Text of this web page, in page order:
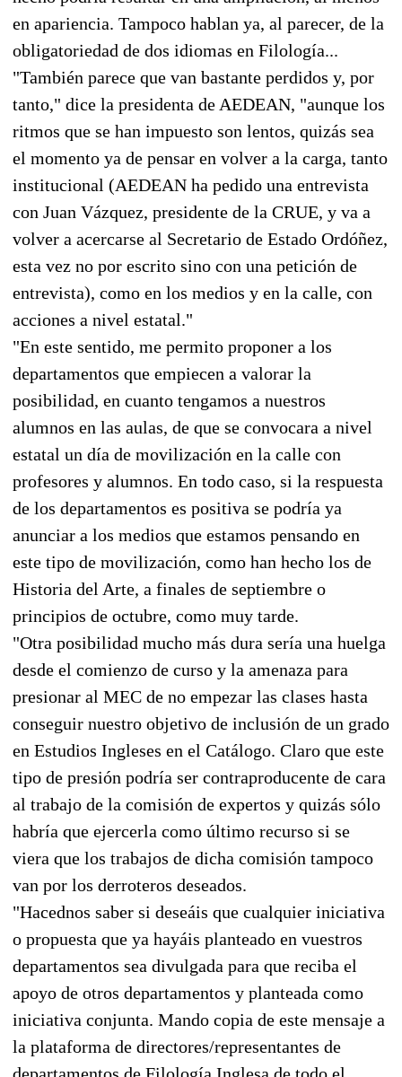
en apariencia. Tampoco hablan ya, al parecer, de la
obligatoriedad de dos idiomas en Filología...
"También parece que van bastante perdidos y, por
tanto," dice la presidenta de AEDEAN, "aunque los
ritmos que se han impuesto son lentos, quizás sea
el momento ya de pensar en volver a la carga, tanto
institucional (AEDEAN ha pedido una entrevista
con Juan Vázquez, presidente de la CRUE, y va a
volver a acercarse al Secretario de Estado Ordóñez,
esta vez no por escrito sino con una petición de
entrevista), como en los medios y en la calle, con
acciones a nivel estatal."
"En este sentido, me permito proponer a los
departamentos que empiecen a valorar la
posibilidad, en cuanto tengamos a nuestros
alumnos en las aulas, de que se convocara a nivel
estatal un día de movilización en la calle con
profesores y alumnos. En todo caso, si la respuesta
de los departamentos es positiva se podría ya
anunciar a los medios que estamos pensando en
este tipo de movilización, como han hecho los de
Historia del Arte, a finales de septiembre o
principios de octubre, como muy tarde.
"Otra posibilidad mucho más dura sería una huelga
desde el comienzo de curso y la amenaza para
presionar al MEC de no empezar las clases hasta
conseguir nuestro objetivo de inclusión de un grado
en Estudios Ingleses en el Catálogo. Claro que este
tipo de presión podría ser contraproducente de cara
al trabajo de la comisión de expertos y quizás sólo
habría que ejercerla como último recurso si se
viera que los trabajos de dicha comisión tampoco
van por los derroteros deseados.
"Hacednos saber si deseáis que cualquier iniciativa
o propuesta que ya hayáis planteado en vuestros
departamentos sea divulgada para que reciba el
apoyo de otros departamentos y planteada como
iniciativa conjunta. Mando copia de este mensaje a
la plataforma de directores/representantes de